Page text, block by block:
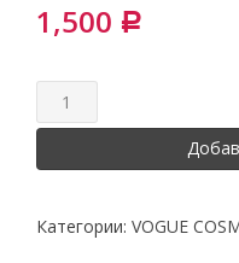
1,500 Р
Категории: VOGUE